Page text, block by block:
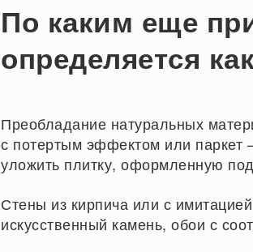
По каким еще
определяется
Преобладание натуральных
с потертым эффектом или паркет
уложить плитку, оформленную
Стены из кирпича или с
искусственный камень, обои с